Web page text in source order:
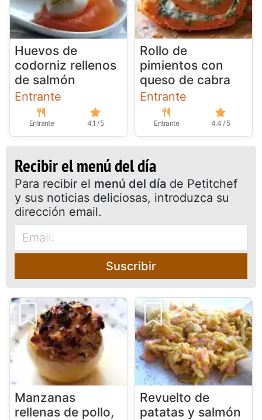
Huevos de
codorniz rellenos
de salmón
Entrante
Entrante 4.1 / 5
Rollo de
pimientos con
queso de cabra
Entrante
Entrante 4.4 / 5
Recibir el menú del día
Para recibir el menú del día de Petitchef
y sus noticias deliciosas, introduzca su
dirección email.
Suscribir
Manzanas
rellenas de pollo,
Revuelto de
patatas y salmón